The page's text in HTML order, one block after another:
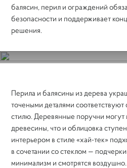
балясин, перил и ограждений
безопасности и поддерживает
решения.
Залитие
Перила и балясины из дерева
точеными деталями
стилю. Деревянные поручни могут
древесины, что и облицовка
интерьером в стиле «хай-тек»
в сочетании со стеклом —
минимализм и смотрятся воздушно.